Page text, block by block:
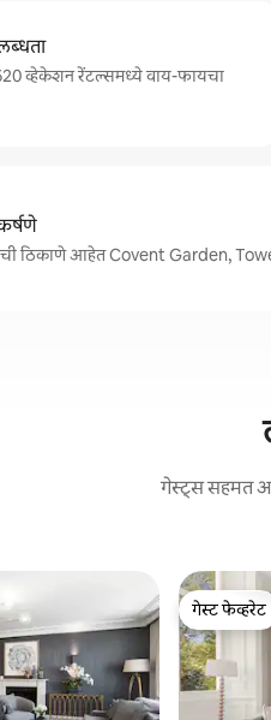
व्हेकेशन रेंटल्समध्ये वाय-फायचा
ठिकाणे आहेत Covent Garden,
गेस्ट्स सहमत
गेस्ट फेव्हरेट
गेस्ट फेव्हरेट